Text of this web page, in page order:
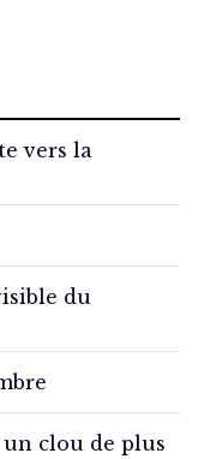
vers la
du
un clou de plus